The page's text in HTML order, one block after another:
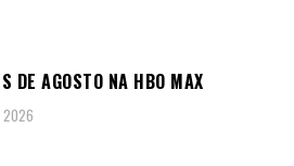
DE AGOSTO NA HBO MAX
2026